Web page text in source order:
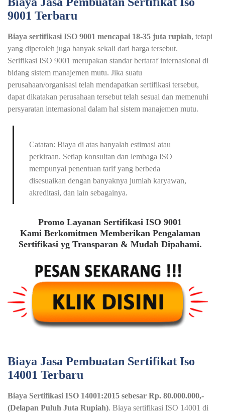
9001 Terbaru
Biaya sertifikasi ISO 9001 mencapai 18-35 juta rupiah, tetapi
yang diperoleh juga banyak sekali dari harga tersebut.
Serifikasi ISO 9001 merupakan standar bertaraf internasional di
bidang sistem manajemen mutu. Jika suatu
perusahaan/organisasi telah mendapatkan sertifikasi tersebut,
dapat dikatakan perusahaan tersebut telah sesuai dan memenuhi
persyaratan internasional dalam hal sistem manajemen mutu.
Catatan: Biaya di atas hanyalah estimasi atau
perkiraan. Setiap konsultan dan lembaga ISO
mempunyai penentuan tarif yang berbeda
disesuaikan dengan banyaknya jumlah karyawan,
akreditasi, dan lain sebagainya.
Promo Layanan Sertifikasi ISO 9001
Kami Berkomitmen Memberikan Pengalaman
Sertifikasi yg Transparan & Mudah Dipahami.
Biaya Jasa Pembuatan Sertifikat Iso
14001 Terbaru
Biaya Sertifikasi ISO 14001:2015 sebesar Rp. 80.000.000,-
(Delapan Puluh Juta Rupiah). Biaya sertifikasi ISO 14001 di